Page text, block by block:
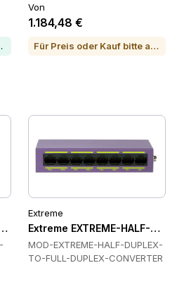
erfragen
Von
1.184,48 €
Für Preis oder Kauf bitte anrufen
SWITCHES Ethernet-
Extreme
Extreme EXTREME-HALF-
MOD-EXTREME-HALF-DUPLEX-
TO-FULL-DUPLEX-CONVERTER